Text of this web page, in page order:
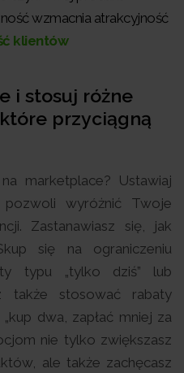
wzmacnia atrakcyjność
klientów
i stosuj różne
przyciągną
marketplace? Ustawiaj
pozwoli wyróżnić Twoje
Zastanawiasz się, jak
się na ograniczeniu
typu „tylko dziś” lub
także stosować rabaty
dwa, zapłać mniej za
nie tylko zwiększasz
ale także zachęcasz